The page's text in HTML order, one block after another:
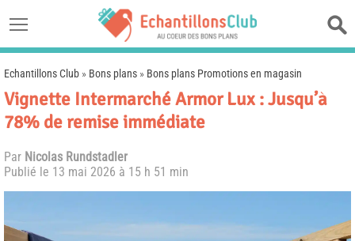
Echantillons Club » Bons plans » Bons plans Promotions en magasin
Vignette Intermarché Armor Lux : Jusqu’à
78% de remise immédiate
Par Nicolas Rundstadler
Publié le 13 mai 2026 à 15 h 51 min